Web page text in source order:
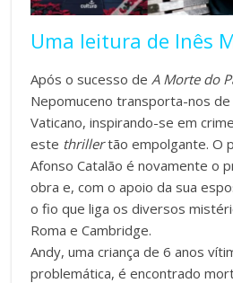
Uma leitura de Inês
Após o sucesso de A Morte do
Nepomuceno transporta-nos
Vaticano, inspirando-se em
este thrillertão empolgante. O
Afonso Catalão é novamente o
obra e, com o apoio da sua
o fio que liga os diversos
Roma e Cambridge.
Andy, uma criança de 6 anos
problemática, é encontrado